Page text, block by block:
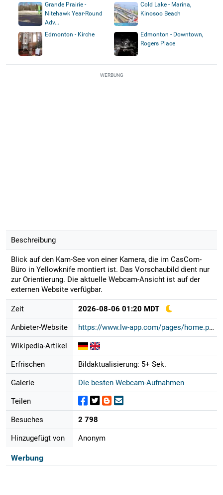
Grande Prairie -
Nitehawk Year-Round
Adv...
Cold Lake - Marina,
Kinosoo Beach
Edmonton - Kirche
Edmonton - Downtown,
Rogers Place
WERBUNG
Beschreibung
Blick auf den Kam-See von einer Kamera, die im CasCom-
Büro in Yellowknife montiert ist. Das Vorschaubild dient nur
zur Orientierung. Die aktuelle Webcam-Ansicht ist auf der
externen Website verfügbar.
Zeit 2026-08-06 01:20 MDT
Anbieter-Website https://www.lw-app.com/pages/home.p...
Wikipedia-Artikel
Erfrischen Bildaktualisierung: 5+ Sek.
Galerie Die besten Webcam-Aufnahmen
Teilen
Besuches 2 798
Hinzugefügt von Anonym
Werbung